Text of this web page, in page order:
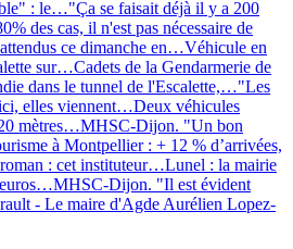
: le…"Ça se faisait déjà il y a 200
des cas, il n'est pas nécessaire de
ce dimanche en…Véhicule en
sur…Cadets de la Gendarmerie de
dans le tunnel de l'Escalette,…"Les
ici, elles viennent…Deux véhicules
mètres…MHSC-Dijon. "Un bon
à Montpellier : + 12 % d’arrivées,
: cet instituteur…Lunel : la mairie
MHSC-Dijon. "Il est évident
- Le maire d'Agde Aurélien Lopez-